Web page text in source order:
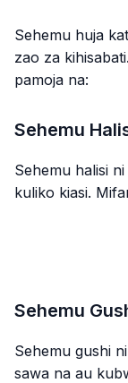
Sehemu huja
zao za
pamoja na:
Sehemu
Sehemu halisi
kuliko kiasi.
Sehemu
Sehemu gushi
sawa na au